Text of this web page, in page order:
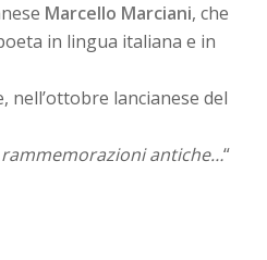
Marcello Marciani, che
in lingua italiana e in
nell’ottobre lancianese del
antiche…“